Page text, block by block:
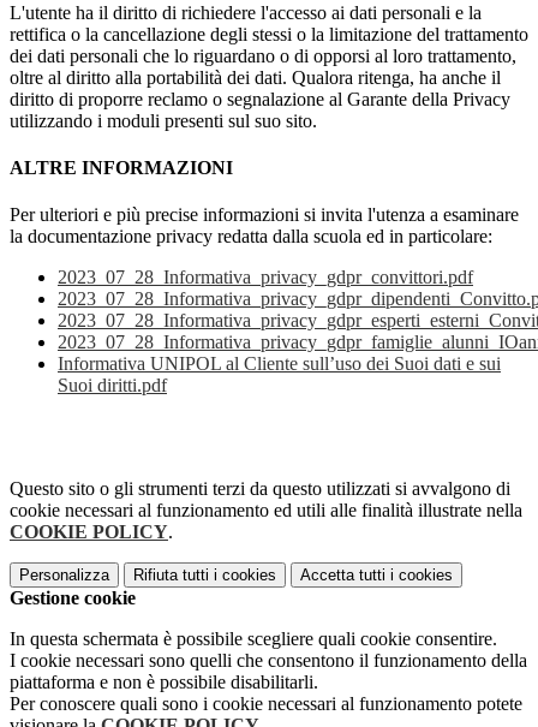
L'utente ha il diritto di richiedere l'accesso ai dati personali e la
rettifica o la cancellazione degli stessi o la limitazione del trattamento
dei dati personali che lo riguardano o di opporsi al loro trattamento,
oltre al diritto alla portabilità dei dati. Qualora ritenga, ha anche il
diritto di proporre reclamo o segnalazione al Garante della Privacy
utilizzando i moduli presenti sul suo sito.
ALTRE INFORMAZIONI
Per ulteriori e più precise informazioni si invita l'utenza a esaminare
la documentazione privacy redatta dalla scuola ed in particolare:
2023_07_28_Informativa_privacy_gdpr_convittori.pdf
Informativa UNIPOL al Cliente sull’uso dei Suoi dati e sui
Suoi diritti.pdf
Questo sito o gli strumenti terzi da questo utilizzati si avvalgono di
cookie necessari al funzionamento ed utili alle finalità illustrate nella
COOKIE POLICY.
Personalizza Rifiuta tutti i cookies Accetta tutti i cookies
Gestione cookie
In questa schermata è possibile scegliere quali cookie consentire.
I cookie necessari sono quelli che consentono il funzionamento della
piattaforma e non è possibile disabilitarli.
Per conoscere quali sono i cookie necessari al funzionamento potete